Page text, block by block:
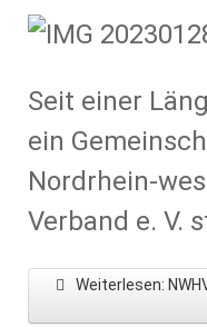
Seit einer
ein
Nordrhein-
Verband e. V.
Weiterlesen: